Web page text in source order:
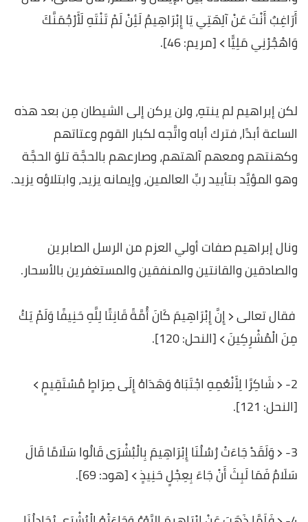
أَرَاغِبٌ أَنْتَ عَنْ آلِهَتِي يَا إِبْرَاهِيمُ لَئِنْ لَمْ تَنْتَهِ لَأَرْجُمَنَّكَ
وَاهْجُرْنِي مَلِيًّا ﴾ [مريم: 46].
لكن إبراهيم لم ينتهِ، ولن يركن إلى الشيطان مِن بعد هذه
الساعة أبدًا، فترك أباه واتَّجه لكبار القوم وعتاتهم
وكهنتهم ومعهم آلهتهم، وصارعهم بالحجَّة تلوَ الحجَّة
وهو المؤيَّد بتأييد ربِّ العالمين، وإيمانه يزيد، وابتلاؤه يزيد.
ونال إبراهيم صفات أولي العزم من الرسل الصابرين
والصادقين والقانتين والمنفقين والمستغفرين بالأسحار.
فقال تعالى ﴿ إِنَّ إِبْرَاهِيمَ كَانَ أُمَّةً قَانِتًا لِلَّهِ حَنِيفًا وَلَمْ يَكُ
مِنَ الْمُشْرِكِينَ ﴾ [النحل: 120].
2- ﴿ شَاكِرًا لِأَنْعُمِهِ اجْتَبَاهُ وَهَدَاهُ إِلَى صِرَاطٍ مُسْتَقِيمٍ ﴾
[النحل: 121].
3- ﴿ وَلَقَدْ جَاءَتْ رُسُلُنَا إِبْرَاهِيمَ بِالْبُشْرَى قَالُوا سَلَامًا قَالَ
سَلَامٌ فَمَا لَبِثَ أَنْ جَاءَ بِعِجْلٍ حَنِيذٍ ﴾ [هود: 69].